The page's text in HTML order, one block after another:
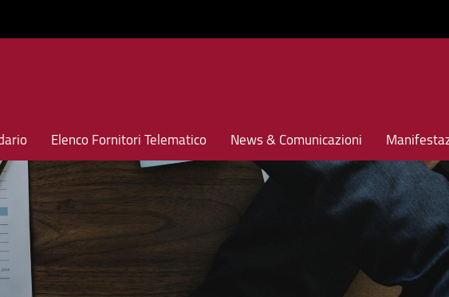
Elenco Fornitori Telematico News & Comunicazioni